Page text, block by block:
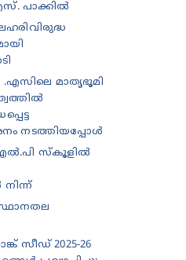
പാക്കിൽ
ലഹരിവിരുദ്ധ
.എസിലെ മാതൃഭൂമി
നടത്തിയപ്പോൾ
സ്കൂളിൽ
സീഡ് 2025-26